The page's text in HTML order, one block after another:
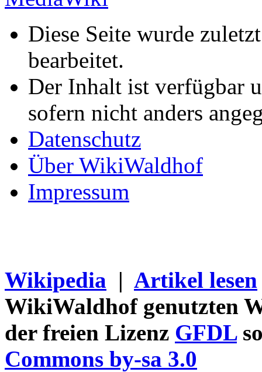
Diese Seite wurde
bearbeitet.
Der Inhalt ist verfügbar
sofern nicht anders
Datenschutz
Über WikiWaldhof
Impressum
Wikipedia | Artikel lesen
WikiWaldhof genutzten
der freien Lizenz GFDL
Commons by-sa 3.0